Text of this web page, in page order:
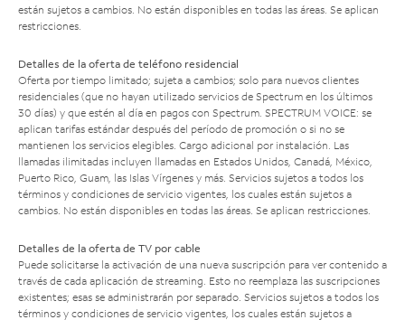
están sujetos a cambios. No están disponibles en todas las áreas. Se aplican
restricciones.
Detalles de la oferta de teléfono residencial
Oferta por tiempo limitado; sujeta a cambios; solo para nuevos clientes
residenciales (que no hayan utilizado servicios de Spectrum en los últimos
30 días) y que estén al día en pagos con Spectrum. SPECTRUM VOICE: se
aplican tarifas estándar después del período de promoción o si no se
mantienen los servicios elegibles. Cargo adicional por instalación. Las
llamadas ilimitadas incluyen llamadas en Estados Unidos, Canadá, México,
Puerto Rico, Guam, las Islas Vírgenes y más. Servicios sujetos a todos los
términos y condiciones de servicio vigentes, los cuales están sujetos a
cambios. No están disponibles en todas las áreas. Se aplican restricciones.
Detalles de la oferta de TV por cable
Puede solicitarse la activación de una nueva suscripción para ver contenido a
través de cada aplicación de streaming. Esto no reemplaza las suscripciones
existentes; esas se administrarán por separado. Servicios sujetos a todos los
términos y condiciones de servicio vigentes, los cuales están sujetos a